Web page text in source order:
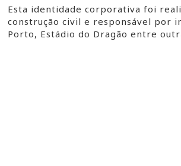
Esta identidade corporativa foi
construção civil e responsável por
Porto, Estádio do Dragão entre